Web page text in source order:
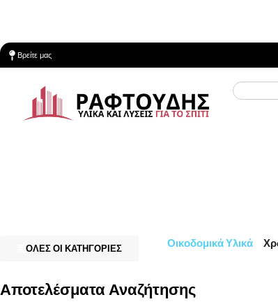
Βρείτε μας
ΟΛΕΣ ΟΙ ΚΑΤΗΓΟΡΙΕΣ Οικοδομικά Υλικά
Αποτελέσματα Αναζήτησης